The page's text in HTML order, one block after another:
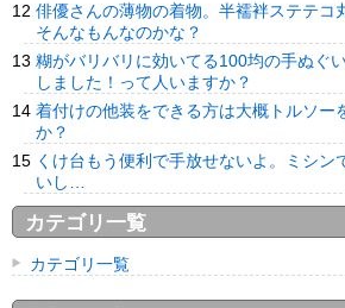
俳優さんの薄物の着物。半襦袢ステテコ
そんなもんなのかな？
糊がバリバリに効いてる100均の手ぬぐ
しました！って人いますか？
着付けの他装をできる方は大概トルソー
か？
くけ台もう便利で手放せないよ。ミシン
いし…
カテゴリ一覧
カテゴリ一覧